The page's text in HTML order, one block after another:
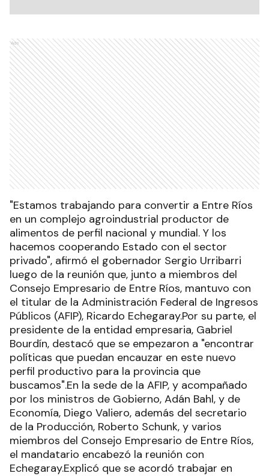
Ads
"Estamos trabajando para convertir a Entre Ríos
en un complejo agroindustrial productor de
alimentos de perfil nacional y mundial. Y los
hacemos cooperando Estado con el sector
privado", afirmó el gobernador Sergio Urribarri
luego de la reunión que, junto a miembros del
Consejo Empresario de Entre Ríos, mantuvo con
el titular de la Administración Federal de Ingresos
Públicos (AFIP), Ricardo Echegaray.Por su parte, el
presidente de la entidad empresaria, Gabriel
Bourdín, destacó que se empezaron a "encontrar
políticas que puedan encauzar en este nuevo
perfil productivo para la provincia que
buscamos".En la sede de la AFIP, y acompañado
por los ministros de Gobierno, Adán Bahl, y de
Economía, Diego Valiero, además del secretario
de la Producción, Roberto Schunk, y varios
miembros del Consejo Empresario de Entre Ríos,
el mandatario encabezó la reunión con
Echegaray.Explicó que se acordó trabajar en